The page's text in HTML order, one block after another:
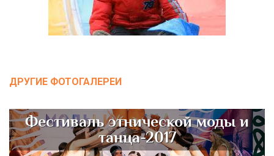
ДРУГИЕ ФОТОГАЛЕРЕИ
Фестиваль этнической моды и
танца-2017